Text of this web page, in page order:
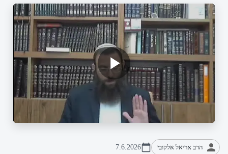
הרב אריאל אלקובי 7.6.2026